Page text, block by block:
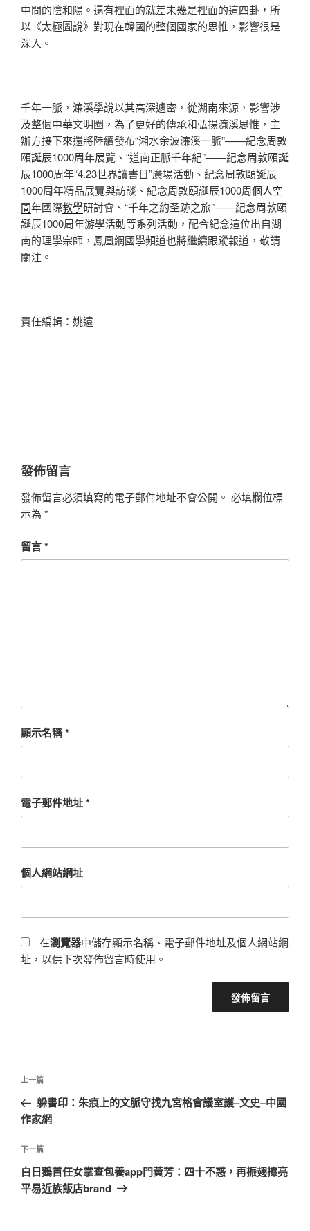
中間的陰和陽。還有裡面的就差未幾是裡面的這四卦，所
以《太極圖說》對現在韓國的整個國家的思惟，影響很是
深入。
千年一脈，濂溪學說以其高深遽密，從湖南來源，影響涉
及整個中華文明圈，為了更好的傳承和弘揚濂溪思惟，主
辦方接下來還將陸續發布“湘水余波濂溪一脈”——紀念周敦
頤誕辰1000周年展覽、“道南正脈千年紀”——紀念周敦頤誕
辰1000周年“4.23世界讀書日”廣場活動、紀念周敦頤誕辰
1000周年精品展覽與訪談、紀念周敦頤誕辰1000周個人空
間年國際教學研討會、“千年之約圣跡之旅”——紀念周敦頤
誕辰1000周年游學活動等系列活動，配合紀念這位出自湖
南的理學宗師，鳳凰網國學頻道也將繼續跟蹤報道，敬請
關注。
責任編輯：姚遠
發佈留言
發佈留言必須填寫的電子郵件地址不會公開。 必填欄位標
示為 *
留言*
顯示名稱*
電子郵件地址*
個人網站網址
在瀏覽器中儲存顯示名稱、電子郵件地址及個人網站網
址，以供下次發佈留言時使用。
文
導
覽
上
一
篇
章
上一篇
躲書印：朱痕上的文脈守找九宮格會議室護–文史–中國
作家網
下
一
篇
下一篇
白日鵝首任女掌查包養app門黃芳：四十不惑，再振翅擦亮
平易近族飯店brand